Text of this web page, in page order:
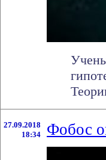
27.09.2018
18:34
Фобос